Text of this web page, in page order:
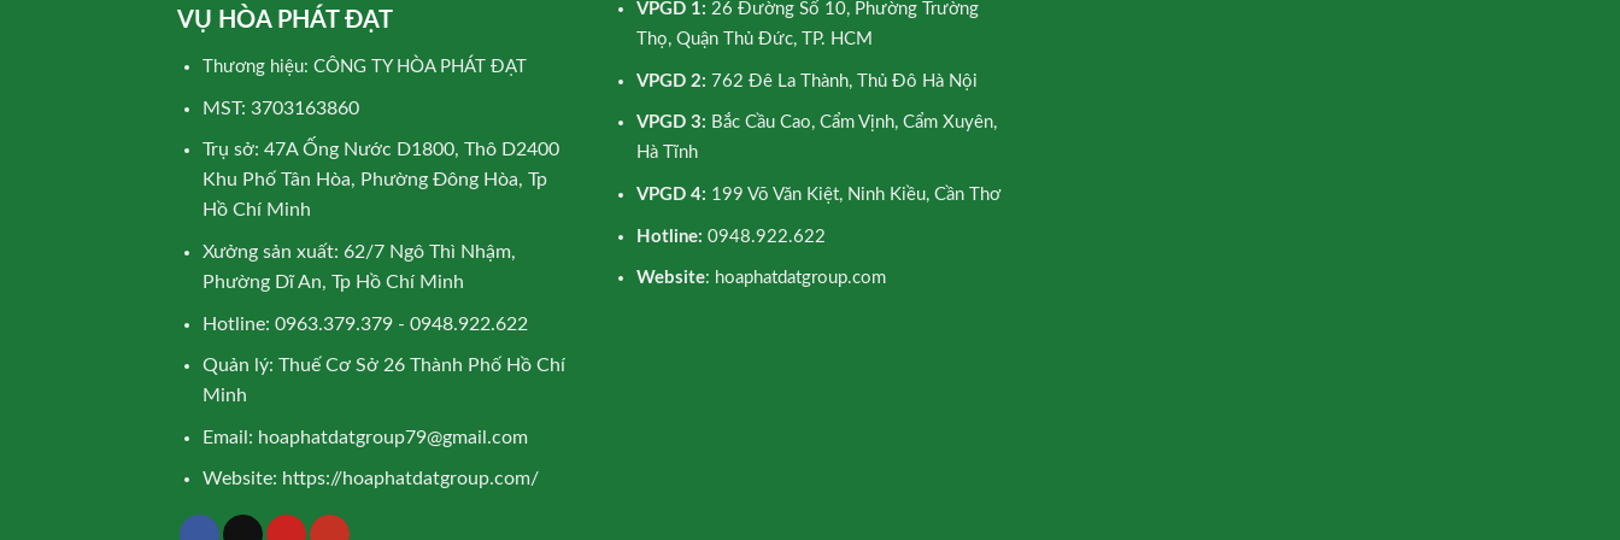
VỤ HÒA PHÁT ĐẠT
Thương hiệu: CÔNG TY HÒA PHÁT ĐẠT
MST: 3703163860
Trụ sở: 47A Ống Nước D1800, Thô D2400
Khu Phố Tân Hòa, Phường Đông Hòa, Tp
Hồ Chí Minh
Xưởng sản xuất: 62/7 Ngô Thì Nhậm,
Phường Dĩ An, Tp Hồ Chí Minh
Hotline: 0963.379.379 - 0948.922.622
Quản lý: Thuế Cơ Sở 26 Thành Phố Hồ Chí
Minh
Email: hoaphatdatgroup79@gmail.com
Website: https://hoaphatdatgroup.com/
VPGD 1: 26 Đường Số 10, Phường Trường
Thọ, Quận Thủ Đức, TP. HCM
VPGD 2: 762 Đê La Thành, Thủ Đô Hà Nội
VPGD 3: Bắc Cầu Cao, Cẩm Vịnh, Cẩm Xuyên,
Hà Tĩnh
VPGD 4: 199 Võ Văn Kiệt, Ninh Kiều, Cần Thơ
Hotline: 0948.922.622
Website: hoaphatdatgroup.com